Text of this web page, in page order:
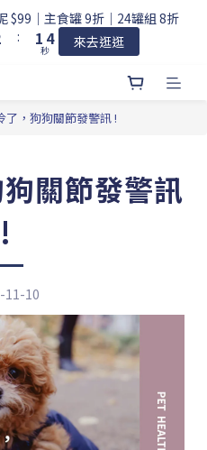
$99｜主食罐 9折｜24罐組 8折
:
2
1
0
5
4
3
0
秒 來去逛逛
了，狗狗關節發警訊 !
關節發警訊
!
11-10